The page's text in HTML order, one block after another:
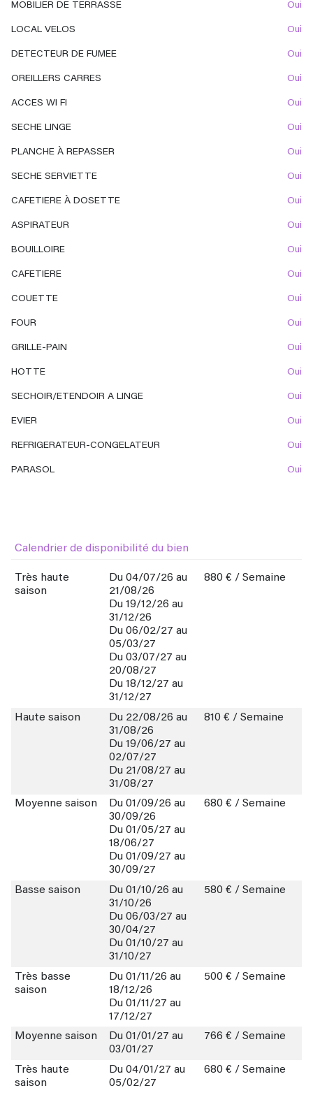
MOBILIER DE TERRASSE oui
LOCAL VELOS oui
DETECTEUR DE FUMEE oui
OREILLERS CARRES oui
ACCES WI FI oui
SECHE LINGE oui
PLANCHE À REPASSER oui
SECHE SERVIETTE oui
CAFETIERE À DOSETTE oui
ASPIRATEUR oui
BOUILLOIRE oui
CAFETIERE oui
COUETTE oui
FOUR oui
GRILLE-PAIN oui
HOTTE oui
SECHOIR/ETENDOIR A LINGE oui
EVIER oui
REFRIGERATEUR-CONGELATEUR oui
PARASOL oui
Calendrier de disponibilité du bien
Très haute
saison
Du 04/07/26 au
21/08/26
Du 19/12/26 au
31/12/26
Du 06/02/27 au
05/03/27
Du 03/07/27 au
20/08/27
Du 18/12/27 au
31/12/27
880 € / Semaine
Haute saison
Du 22/08/26 au
31/08/26
Du 19/06/27 au
02/07/27
Du 21/08/27 au
31/08/27
810 € / Semaine
Moyenne saison
Du 01/09/26 au
30/09/26
Du 01/05/27 au
18/06/27
Du 01/09/27 au
30/09/27
680 € / Semaine
Basse saison
Du 01/10/26 au
31/10/26
Du 06/03/27 au
30/04/27
Du 01/10/27 au
31/10/27
580 € / Semaine
Très basse
saison
Du 01/11/26 au
18/12/26
Du 01/11/27 au
17/12/27
500 € / Semaine
Moyenne saison
Du 01/01/27 au
03/01/27
766 € / Semaine
Très haute
saison
Du 04/01/27 au
05/02/27
680 € / Semaine